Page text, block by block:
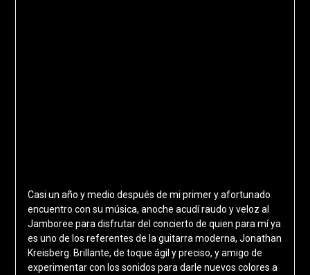
Casi un año y medio después de mi primer y afortunado
encuentro con su música, anoche acudí raudo y veloz al
Jamboree para disfrutar del concierto de quien para mí ya
es uno de los referentes de la guitarra moderna, Jonathan
Kreisberg. Brillante, de toque ágil y preciso, y amigo de
experimentar con los sonidos para darle nuevos colores a